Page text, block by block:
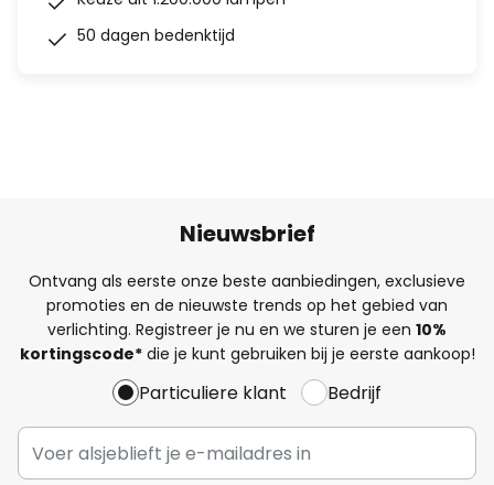
50 dagen bedenktijd
Nieuwsbrief
Ontvang als eerste onze beste aanbiedingen, exclusieve
promoties en de nieuwste trends op het gebied van
verlichting. Registreer je nu en we sturen je een 10%
kortingscode*die je kunt gebruiken bij je eerste aankoop!
Particuliere klant Bedrijf